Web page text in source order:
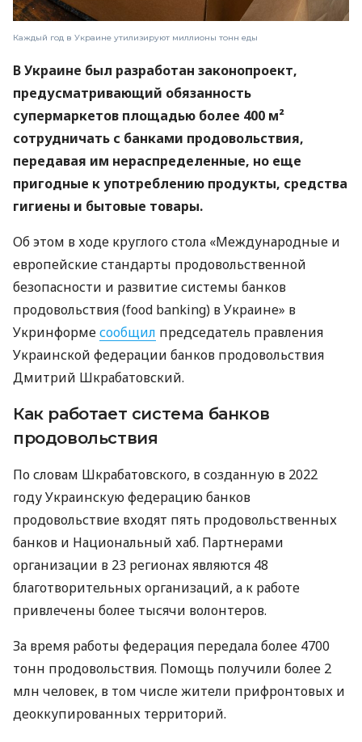
Каждый год в Украине утилизируют миллионы тонн еды
В Украине был разработан законопроект,
предусматривающий обязанность
супермаркетов площадью более 400 м²
сотрудничать с банками продовольствия,
передавая им нераспределенные, но еще
пригодные к употреблению продукты, средства
гигиены и бытовые товары.
Об этом в ходе круглого стола «Международные и
европейские стандарты продовольственной
безопасности и развитие системы банков
продовольствия (food banking) в Украине» в
Укринформесообщил председатель правления
Украинской федерации банков продовольствия
Дмитрий Шкрабатовский.
Как работает система банков
продовольствия
По словам Шкрабатовского, в созданную в 2022
году Украинскую федерацию банков
продовольствие входят пять продовольственных
банков и Национальный хаб. Партнерами
организации в 23 регионах являются 48
благотворительных организаций, а к работе
привлечены более тысячи волонтеров.
За время работы федерация передала более 4700
тонн продовольствия. Помощь получили более 2
млн человек, в том числе жители прифронтовых и
деоккупированных территорий.